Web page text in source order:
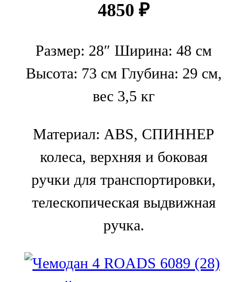
4850 ₽
Размер: 28″ Ширина: 48 см
Высота: 73 см Глубина: 29 см,
вес 3,5 кг
Материал: ABS, СПИННЕР
колеса, верхняя и боковая
ручки для транспортировки,
телескопическая выдвижная
ручка.